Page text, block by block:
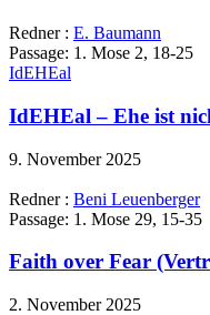
Redner : E. Baumann
Passage: 1. Mose 2, 18-25
IdEHEal
IdEHEal – Ehe ist
9. November 2025
Redner : Beni Leuenberger
Passage: 1. Mose 29, 15-35
Faith over Fear
2. November 2025